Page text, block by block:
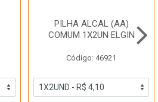
PILHA ALCAL (AA)
COMUM 1X2UN ELGIN
Código: 46921